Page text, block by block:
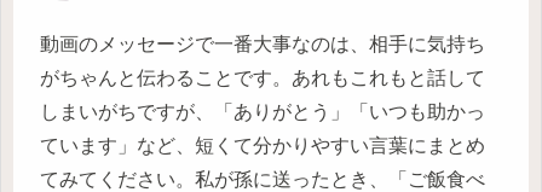
動画のメッセージで一番大事なのは、相手に気持ち
がちゃんと伝わることです。あれもこれもと話して
しまいがちですが、「ありがとう」「いつも助かっ
ています」など、短くて分かりやすい言葉にまとめ
てみてください。私が孫に送ったとき、「ご飯食べ